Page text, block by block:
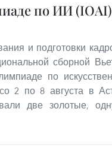
по ИИ
и подготовки
сборной
по
2 по 8 августа в
две золотые,